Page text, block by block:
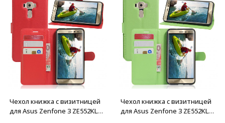
Чехол книжка с визитницей
для Asus Zenfone 3 ZE552KL
Чехол книжка с визитницей
для Asus Zenfone 3 ZE552KL